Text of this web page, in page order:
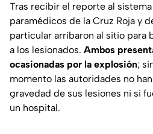
Tras recibir el reporte al
paramédicos de la Cruz Roja y
particular arribaron al sitio para
a los lesionados. Ambos
ocasionadas por la explosión;
momento las autoridades no
gravedad de sus lesiones ni si
un hospital.